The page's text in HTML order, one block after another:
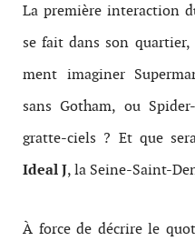
La première interaction
se fait dans son
ment imag­iner
sans Gotham, ou
gratte-​ciels ? Et que
Ideal J, la Seine-​Saint-​
À force de décrire le